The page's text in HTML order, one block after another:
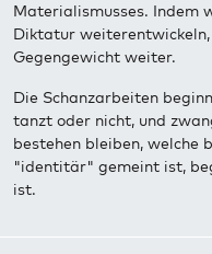
Materialismusses. Indem
Diktatur
Gegengewicht weiter.
Die Schanzarbeiten
tanzt oder nicht, und
bestehen bleiben, welche
"identitär" gemeint ist,
ist.